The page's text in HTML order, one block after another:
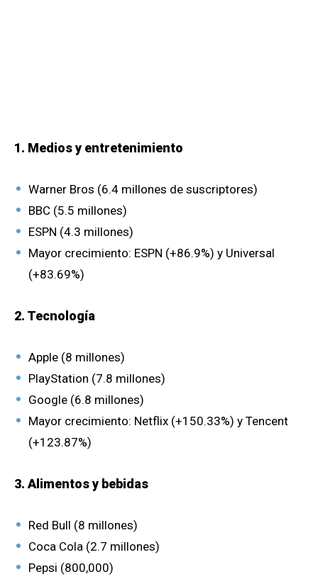
1. Medios y entretenimiento
Warner Bros (6.4 millones de suscriptores)
BBC (5.5 millones)
ESPN (4.3 millones)
Mayor crecimiento: ESPN (+86.9%) y Universal
(+83.69%)
2. Tecnología
Apple (8 millones)
PlayStation (7.8 millones)
Google (6.8 millones)
Mayor crecimiento: Netflix (+150.33%) y Tencent
(+123.87%)
3. Alimentos y bebidas
Red Bull (8 millones)
Coca Cola (2.7 millones)
Pepsi (800,000)